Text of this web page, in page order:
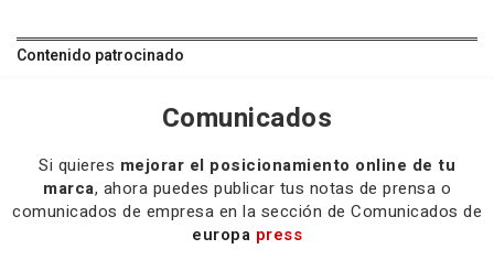
Contenido patrocinado
Comunicados
Si quieres mejorar el posicionamiento online de tu
marca, ahora puedes publicar tus notas de prensa o
comunicados de empresa en la sección de Comunicados de
europa press